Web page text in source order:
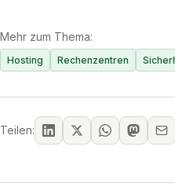
Mehr zum Thema:
Hosting Rechenzentren
Teilen: